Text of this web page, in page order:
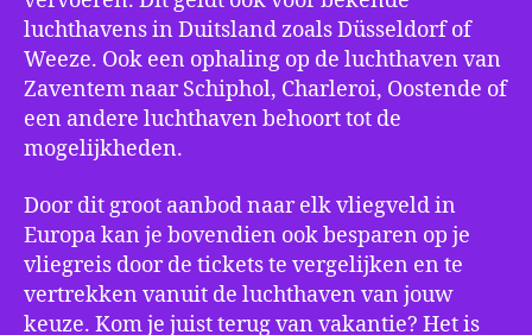
luchthavens in Duitsland zoals Düsseldorf of
Weeze. Ook een ophaling op de luchthaven van
Zaventem naar Schiphol, Charleroi, Oostende of
een andere luchthaven behoort tot de
mogelijkheden.
Door dit groot aanbod naar elk vliegveld in
Europa kan je bovendien ook besparen op je
vliegreis door de tickets te vergelijken en te
vertrekken vanuit de luchthaven van jouw
keuze. Kom je juist terug van vakantie? Het is